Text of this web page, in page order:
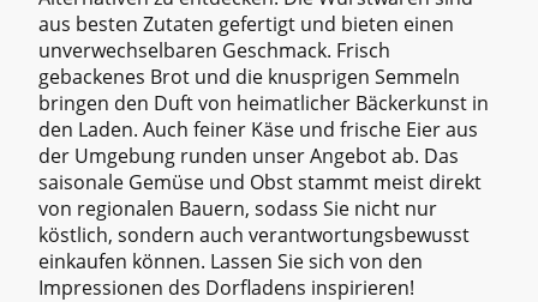
aus besten Zutaten gefertigt und bieten einen
unverwechselbaren Geschmack. Frisch
gebackenes Brot und die knusprigen Semmeln
bringen den Duft von heimatlicher Bäckerkunst in
den Laden. Auch feiner Käse und frische Eier aus
der Umgebung runden unser Angebot ab. Das
saisonale Gemüse und Obst stammt meist direkt
von regionalen Bauern, sodass Sie nicht nur
köstlich, sondern auch verantwortungsbewusst
einkaufen können. Lassen Sie sich von den
Impressionen des Dorfladens inspirieren!